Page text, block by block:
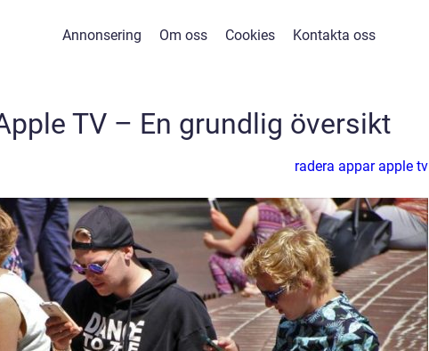
Annonsering Om oss Cookies Kontakta oss
TV – En grundlig översikt
radera appar apple tv